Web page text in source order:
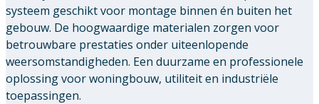
systeem geschikt voor montage binnen én buiten het
gebouw. De hoogwaardige materialen zorgen voor
betrouwbare prestaties onder uiteenlopende
weersomstandigheden. Een duurzame en professionele
oplossing voor woningbouw, utiliteit en industriële
toepassingen.